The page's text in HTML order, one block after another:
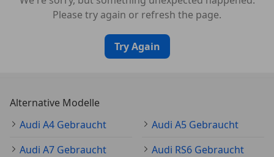
Please try again or refresh the page.
Try Again
Alternative Modelle
Audi A4 Gebraucht
Audi A5 Gebraucht
Audi A7 Gebraucht
Audi RS6 Gebraucht